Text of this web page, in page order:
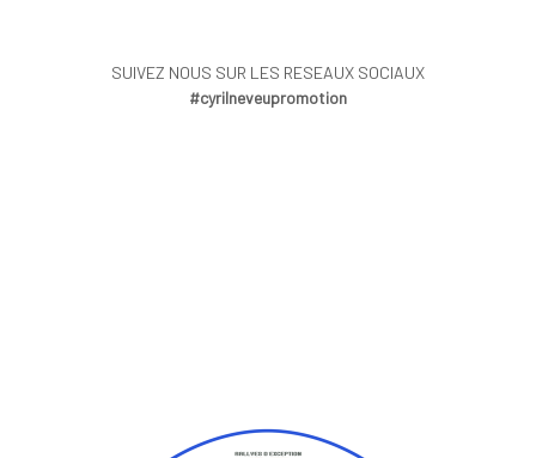
SUIVEZ NOUS SUR LES RESEAUX SOCIAUX
#cyrilneveupromotion